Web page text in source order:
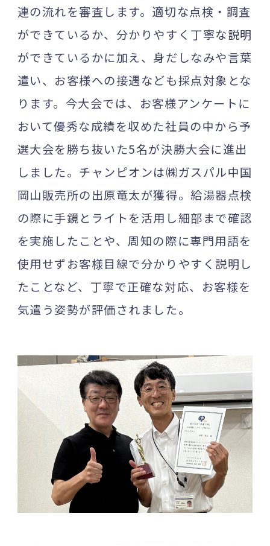
連の流れを審査します。適切な点検・調査
ができているか、分かりやすく丁寧な説明
ができているかに加え、身だしなみや言葉
遣い、お客様への接遇なども採点対象とな
ります。今大会では、お客様アンケートに
おいて優秀な成績を収めた社員の中から予
選大会を勝ち抜いた5名が決勝大会に進出
しました。チャンピオンは㈱ガスパル中国
岡山販売所の出原竜太が獲得。給湯器点検
の際に手鏡とライトを活用し細部まで確認
を実施したことや、周知の際に専門用語を
使用せずお客様目線で分かりやすく説明し
たことなど、丁寧で正確な対応、お客様を
気遣う姿勢が評価されました。